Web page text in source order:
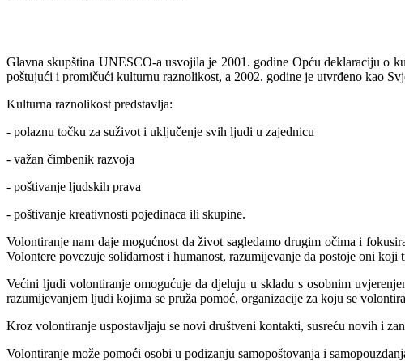
Glavna skupština UNESCO-a usvojila je 2001. godine Opću deklaraciju o
poštujući i promičući kulturnu raznolikost, a 2002. godine je utvrđeno kao
Kulturna raznolikost predstavlja:
- polaznu točku za suživot i uključenje svih ljudi u zajednicu
- važan čimbenik razvoja
- poštivanje ljudskih prava
- poštivanje kreativnosti pojedinaca ili skupine.
Volontiranje nam daje mogućnost da život sagledamo drugim očima i
Volontere povezuje solidarnost i humanost, razumijevanje da postoje oni koji
Većini ljudi volontiranje omogućuje da djeluju u skladu s osobnim
razumijevanjem ljudi kojima se pruža pomoć, organizacije za koju se
Kroz volontiranje uspostavljaju se novi društveni kontakti, susreću novih i
Volontiranje može pomoći osobi u podizanju samopoštovanja i